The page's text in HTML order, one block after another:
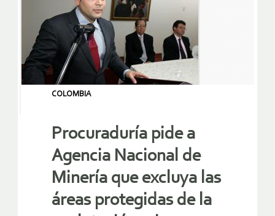
COLOMBIA
Procuraduría pide a
Agencia Nacional de
Minería que excluya las
áreas protegidas de la